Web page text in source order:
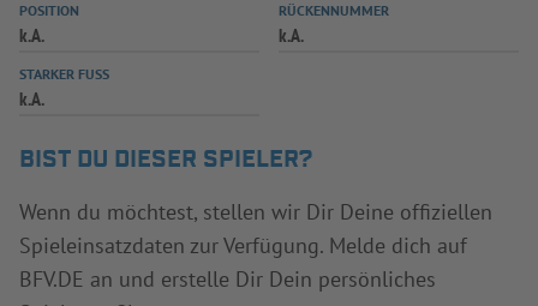
POSITION
k.A.
RÜCKENNUMMER
k.A.
STARKER FUSS
k.A.
BIST DU DIESER SPIELER?
Wenn du möchtest, stellen wir Dir Deine offiziellen
Spieleinsatzdaten zur Verfügung. Melde dich auf
BFV.DE an und erstelle Dir Dein persönliches